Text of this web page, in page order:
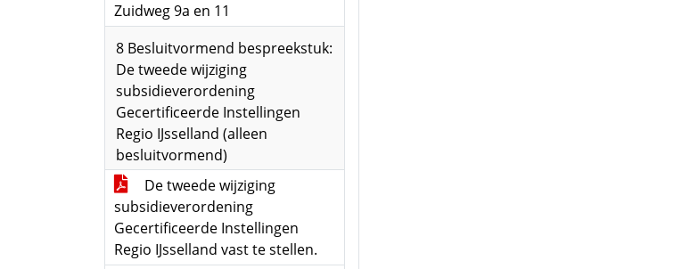
Zuidweg 9a en 11
8 Besluitvormend bespreekstuk:
De tweede wijziging
subsidieverordening
Gecertificeerde Instellingen
Regio IJsselland (alleen
besluitvormend)
De tweede wijziging
subsidieverordening
Gecertificeerde Instellingen
Regio IJsselland vast te stellen.